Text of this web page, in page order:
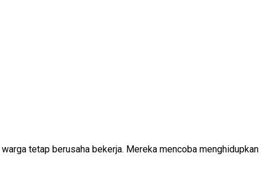
tetap berusaha bekerja. Mereka mencoba